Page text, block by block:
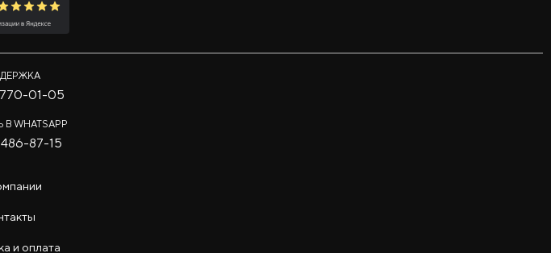
01-05
WHATSAPP
87-15
и оплата